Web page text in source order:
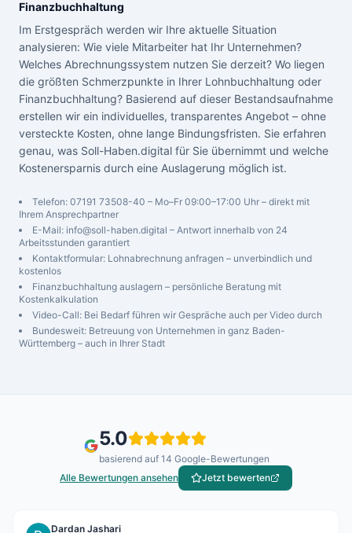
Finanzbuchhaltung
Im Erstgespräch werden wir Ihre aktuelle Situation
analysieren: Wie viele Mitarbeiter hat Ihr Unternehmen?
Welches Abrechnungssystem nutzen Sie derzeit? Wo liegen
die größten Schmerzpunkte in Ihrer Lohnbuchhaltung oder
Finanzbuchhaltung? Basierend auf dieser Bestandsaufnahme
erstellen wir ein individuelles, transparentes Angebot – ohne
versteckte Kosten, ohne lange Bindungsfristen. Sie erfahren
genau, was Soll-Haben.digital für Sie übernimmt und welche
Kostenersparnis durch eine Auslagerung möglich ist.
Telefon: 07191 73508-40 – Mo–Fr 09:00–17:00 Uhr – direkt mit
Ihrem Ansprechpartner
E-Mail: info@soll-haben.digital – Antwort innerhalb von 24
Arbeitsstunden garantiert
Kontaktformular: Lohnabrechnung anfragen – unverbindlich und
kostenlos
Finanzbuchhaltung auslagern – persönliche Beratung mit
Kostenkalkulation
Video-Call: Bei Bedarf führen wir Gespräche auch per Video durch
Bundesweit: Betreuung von Unternehmen in ganz Baden-
Württemberg – auch in Ihrer Stadt
5.0
basierend auf 14 Google-Bewertungen
Alle Bewertungen ansehen
Jetzt bewerten
Dardan Jashari